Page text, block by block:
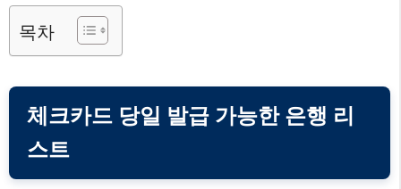
목차
체크카드 당일 발급 가능한 은행 리
스트